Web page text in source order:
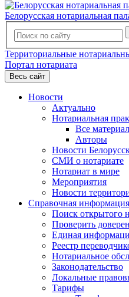
Белорусская нотариальная
Территориальные
Портал нотариата
Весь сайт
Новости
Актуально
Нотариальная
Все
Авторы
Новости
СМИ о нотариате
Нотариат в мире
Мероприятия
Новости
Справочная информация
Поиск открытого
Проверить
Единая
Реестр
Нотариальное
Законодательство
Локальные
Тарифы